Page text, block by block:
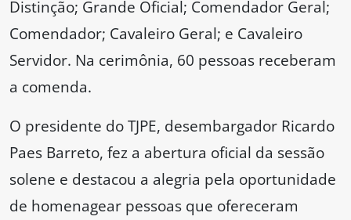
Distinção; Grande Oficial; Comendador Geral;
Comendador; Cavaleiro Geral; e Cavaleiro
Servidor. Na cerimônia, 60 pessoas receberam
a comenda.
O presidente do TJPE, desembargador Ricardo
Paes Barreto, fez a abertura oficial da sessão
solene e destacou a alegria pela oportunidade
de homenagear pessoas que ofereceram